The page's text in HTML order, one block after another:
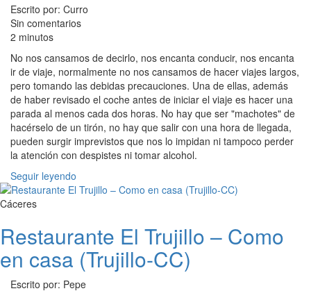
Escrito por: Curro
Sin comentarios
2 minutos
No nos cansamos de decirlo, nos encanta conducir, nos encanta
ir de viaje, normalmente no nos cansamos de hacer viajes largos,
pero tomando las debidas precauciones. Una de ellas, además
de haber revisado el coche antes de iniciar el viaje es hacer una
parada al menos cada dos horas. No hay que ser "machotes" de
hacérselo de un tirón, no hay que salir con una hora de llegada,
pueden surgir imprevistos que nos lo impidan ni tampoco perder
la atención con despistes ni tomar alcohol.
Seguir leyendo
Cáceres
Restaurante El Trujillo – Como
en casa (Trujillo-CC)
Escrito por: Pepe